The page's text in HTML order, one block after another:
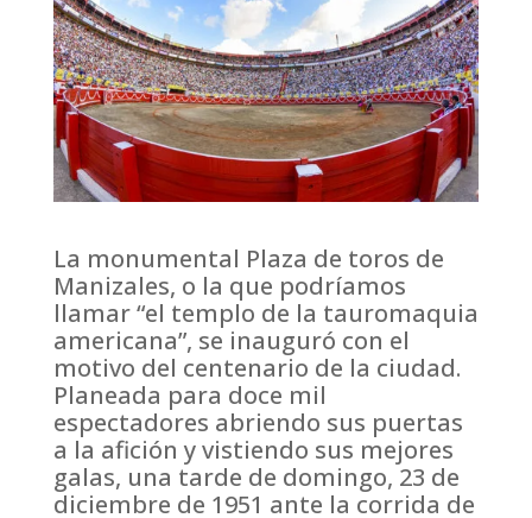
La monumental Plaza de toros de
Manizales, o la que podríamos
llamar “el templo de la tauromaquia
americana”, se inauguró con el
motivo del centenario de la ciudad.
Planeada para doce mil
espectadores abriendo sus puertas
a la afición y vistiendo sus mejores
galas, una tarde de domingo, 23 de
diciembre de 1951 ante la corrida de